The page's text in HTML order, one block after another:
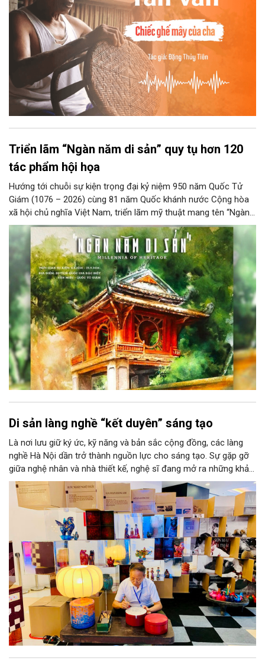
Triển lãm “Ngàn năm di sản” quy tụ hơn 120
tác phẩm hội họa
Hướng tới chuỗi sự kiện trọng đại kỷ niệm 950 năm Quốc Tử
Giám (1076 – 2026) cùng 81 năm Quốc khánh nước Cộng hòa
xã hội chủ nghĩa Việt Nam, triển lãm mỹ thuật mang tên “Ngàn
năm di sản” sẽ chính thức khai mạc vào ngày 8/8 tại Nhà Thái
Học, Di tích Quốc gia đặc biệt Văn Miếu – Quốc Tử Giám. Sự
kiện kéo dài đến ngày 25/9/2026 hứa hẹn trở thành điểm đến
văn hóa đầy sức hút, góp phần làm phong phú đời sống nghệ
thuật của Thủ đô trong mùa thu này.
Di sản làng nghề “kết duyên” sáng tạo
Là nơi lưu giữ ký ức, kỹ năng và bản sắc cộng đồng, các làng
nghề Hà Nội dần trở thành nguồn lực cho sáng tạo. Sự gặp gỡ
giữa nghệ nhân và nhà thiết kế, nghệ sĩ đang mở ra những khả
năng phát triển mới cho thủ công đương đại trên nền tảng di
sản. Từ những cuộc “kết duyên” đầy cảm hứng ấy, Hà Nội đang
khơi thông mạch ngầm của hệ sinh thái thủ công, biến vốn cổ
thành động lực bền vững cho tương lai.